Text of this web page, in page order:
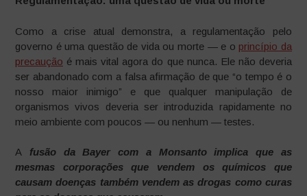
Como a crise atual demonstra, a regulamentação pelo
governo é uma questão de vida ou morte — e o princípio da
precaução é mais vital agora do que nunca. Ele não deveria
ser abandonado com a falsa afirmação de que “o tempo é o
nosso maior inimigo” e que qualquer manipulação de
organismos vivos deveria ser introduzida rapidamente no
meio ambiente com poucos — ou nenhum — testes.
A fusão da Bayer com a Monsanto implica que as
mesmas corporações que vendem os químicos que
causam doenças também vendem as drogas como curas